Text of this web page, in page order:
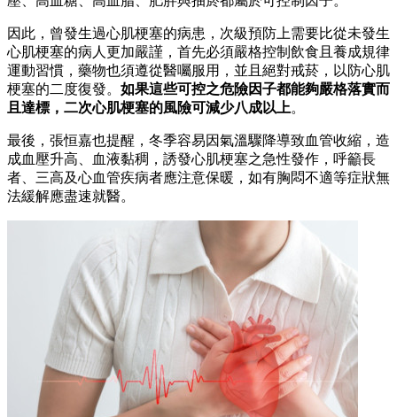
因此，曾發生過心肌梗塞的病患，次級預防上需要比從未發生
心肌梗塞的病人更加嚴謹，首先必須嚴格控制飲食且養成規律
運動習慣，藥物也須遵從醫囑服用，並且絕對戒菸，以防心肌
梗塞的二度復發。 如果這些可控之危險因子都能夠嚴格落實而
且達標，二次心肌梗塞的風險可減少八成以上。
最後，張恒嘉也提醒，冬季容易因氣溫驟降導致血管收縮，造
成血壓升高、血液黏稠，誘發心肌梗塞之急性發作，呼籲長
者、三高及心血管疾病者應注意保暖，如有胸悶不適等症狀無
法緩解應盡速就醫。